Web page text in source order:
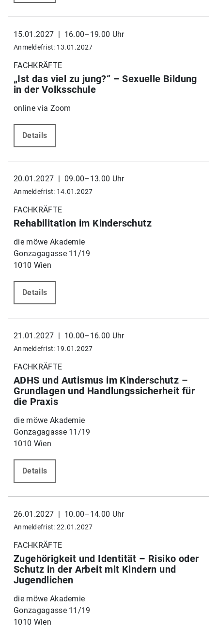
15.01.2027 | 16.00–19.00 Uhr
Anmeldefrist: 13.01.2027
FACHKRÄFTE
„Ist das viel zu jung?“ – Sexuelle Bildung
in der Volksschule
online via Zoom
Details
20.01.2027 | 09.00–13.00 Uhr
Anmeldefrist: 14.01.2027
FACHKRÄFTE
Rehabilitation im Kinderschutz
die möwe Akademie
Gonzagagasse 11/19
1010 Wien
Details
21.01.2027 | 10.00–16.00 Uhr
Anmeldefrist: 19.01.2027
FACHKRÄFTE
ADHS und Autismus im Kinderschutz –
Grundlagen und Handlungssicherheit für
die Praxis
die möwe Akademie
Gonzagagasse 11/19
1010 Wien
Details
26.01.2027 | 10.00–14.00 Uhr
Anmeldefrist: 22.01.2027
FACHKRÄFTE
Zugehörigkeit und Identität – Risiko oder
Schutz in der Arbeit mit Kindern und
Jugendlichen
die möwe Akademie
Gonzagagasse 11/19
1010 Wien